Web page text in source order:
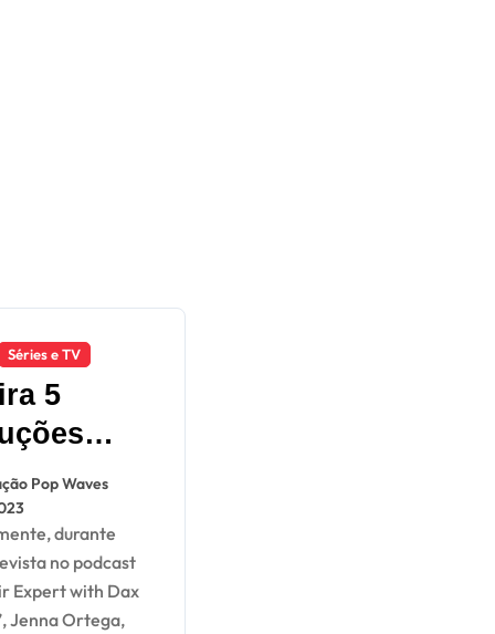
Séries e TV
5
no
Pop Waves
no podcast
Expert with Dax
Jenna Ortega,